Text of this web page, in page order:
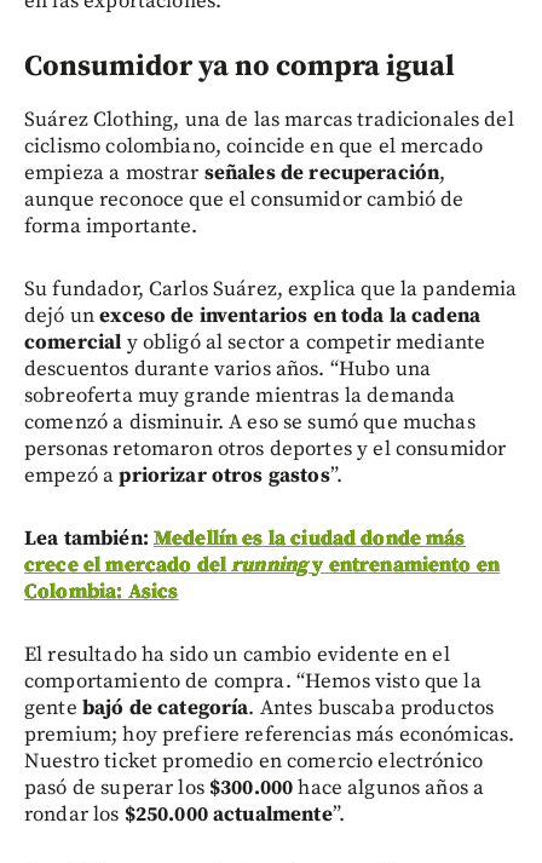
Consumidor ya no compra igual
Suárez Clothing, una de las marcas tradicionales del
ciclismo colombiano, coincide en que el mercado
empieza a mostrar señales de recuperación,
aunque reconoce que el consumidor cambió de
forma importante.
Su fundador, Carlos Suárez, explica que la pandemia
dejó unexceso de inventarios en toda la cadena
comercial y obligó al sector a competir mediante
descuentos durante varios años. “Hubo una
sobreoferta muy grande mientras la demanda
comenzó a disminuir. A eso se sumó que muchas
personas retomaron otros deportes y el consumidor
empezó apriorizar otros gastos”.
Lea también: Medellín es la ciudad donde más
crece el mercado delrunningy entrenamiento en
Colombia: Asics
El resultado ha sido un cambio evidente en el
comportamiento de compra. “Hemos visto que la
gente bajó de categoría. Antes buscaba productos
premium; hoy prefiere referencias más económicas.
Nuestro ticket promedio en comercio electrónico
pasó de superar los $300.000hace algunos años a
rondar los $250.000 actualmente”.